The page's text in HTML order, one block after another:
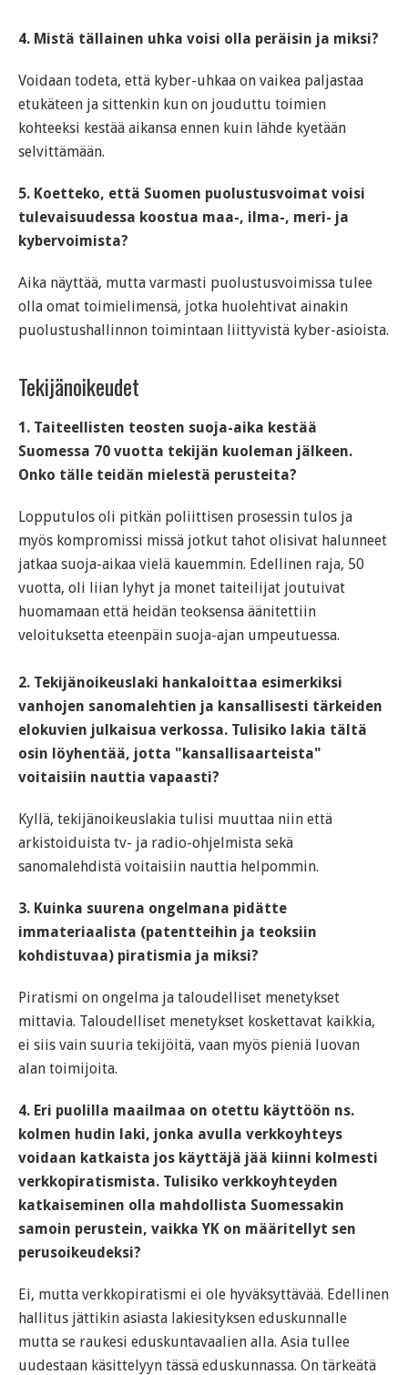
4. Mistä tällainen uhka voisi olla peräisin ja miksi?
Voidaan todeta, että kyber-uhkaa on vaikea paljastaa
etukäteen ja sittenkin kun on jouduttu toimien
kohteeksi kestää aikansa ennen kuin lähde kyetään
selvittämään.
5. Koetteko, että Suomen puolustusvoimat voisi
tulevaisuudessa koostua maa-, ilma-, meri- ja
kybervoimista?
Aika näyttää, mutta varmasti puolustusvoimissa tulee
olla omat toimielimensä, jotka huolehtivat ainakin
puolustushallinnon toimintaan liittyvistä kyber-asioista.
Tekijänoikeudet
1. Taiteellisten teosten suoja-aika kestää
Suomessa 70 vuotta tekijän kuoleman jälkeen.
Onko tälle teidän mielestä perusteita?
Lopputulos oli pitkän poliittisen prosessin tulos ja
myös kompromissi missä jotkut tahot olisivat halunneet
jatkaa suoja-aikaa vielä kauemmin. Edellinen raja, 50
vuotta, oli liian lyhyt ja monet taiteilijat joutuivat
huomamaan että heidän teoksensa äänitettiin
veloituksetta eteenpäin suoja-ajan umpeutuessa.
2. Tekijänoikeuslaki hankaloittaa esimerkiksi
vanhojen sanomalehtien ja kansallisesti tärkeiden
elokuvien julkaisua verkossa. Tulisiko lakia tältä
osin löyhentää, jotta "kansallisaarteista"
voitaisiin nauttia vapaasti?
Kyllä, tekijänoikeuslakia tulisi muuttaa niin että
arkistoiduista tv- ja radio-ohjelmista sekä
sanomalehdistä voitaisiin nauttia helpommin.
3. Kuinka suurena ongelmana pidätte
immateriaalista (patentteihin ja teoksiin
kohdistuvaa) piratismia ja miksi?
Piratismi on ongelma ja taloudelliset menetykset
mittavia. Taloudelliset menetykset koskettavat kaikkia,
ei siis vain suuria tekijöitä, vaan myös pieniä luovan
alan toimijoita.
4. Eri puolilla maailmaa on otettu käyttöön ns.
kolmen hudin laki, jonka avulla verkkoyhteys
voidaan katkaista jos käyttäjä jää kiinni kolmesti
verkkopiratismista. Tulisiko verkkoyhteyden
katkaiseminen olla mahdollista Suomessakin
samoin perustein, vaikka YK on määritellyt sen
perusoikeudeksi?
Ei, mutta verkkopiratismi ei ole hyväksyttävää. Edellinen
hallitus jättikin asiasta lakiesityksen eduskunnalle
mutta se raukesi eduskuntavaalien alla. Asia tullee
uudestaan käsittelyyn tässä eduskunnassa. On tärkeätä